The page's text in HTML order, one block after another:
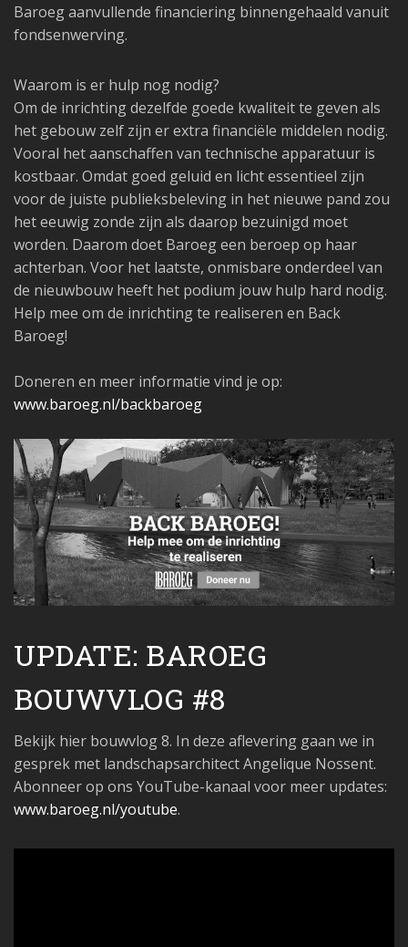
Baroeg aanvullende financiering binnengehaald vanuit
fondsenwerving.
Waarom is er hulp nog nodig?
Om de inrichting dezelfde goede kwaliteit te geven als
het gebouw zelf zijn er extra financiële middelen nodig.
Vooral het aanschaffen van technische apparatuur is
kostbaar. Omdat goed geluid en licht essentieel zijn
voor de juiste publieksbeleving in het nieuwe pand zou
het eeuwig zonde zijn als daarop bezuinigd moet
worden. Daarom doet Baroeg een beroep op haar
achterban. Voor het laatste, onmisbare onderdeel van
de nieuwbouw heeft het podium jouw hulp hard nodig.
Help mee om de inrichting te realiseren en Back
Baroeg!
Doneren en meer informatie vind je op:
www.baroeg.nl/backbaroeg
UPDATE: BAROEG
BOUWVLOG #8
Bekijk hier bouwvlog 8. In deze aflevering gaan we in
gesprek met landschapsarchitect Angelique Nossent.
Abonneer op ons YouTube-kanaal voor meer updates:
www.baroeg.nl/youtube.